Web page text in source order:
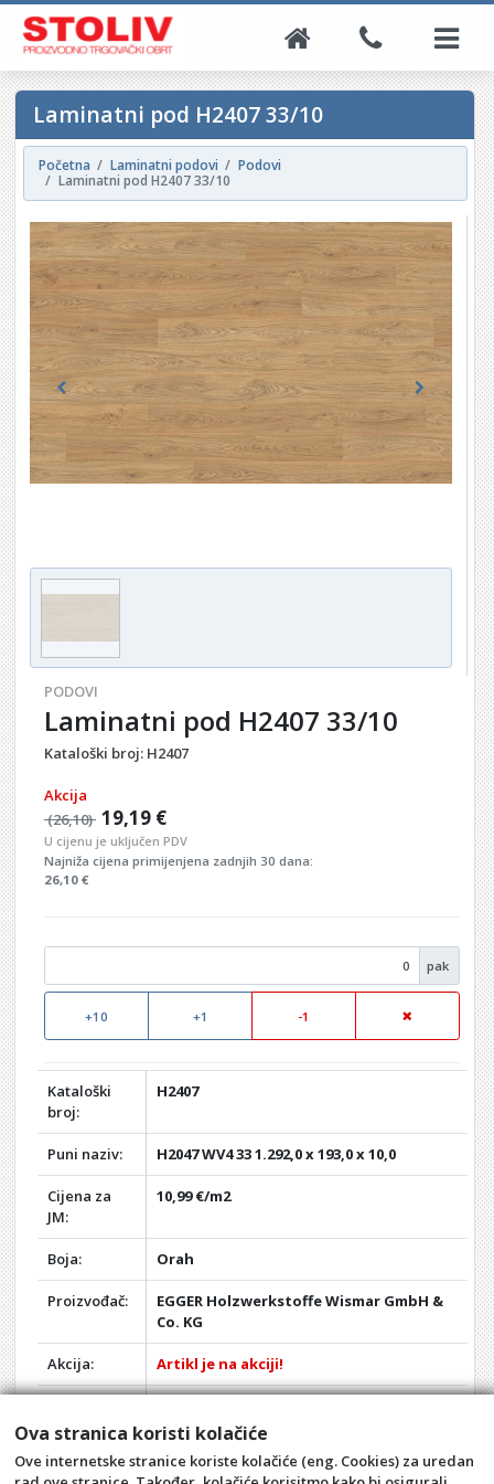
Laminatni pod H2407 33/10
Početna Laminatni podovi
Podovi
Laminatni pod H2407 33/10
Previous Next
PODOVI
Laminatni pod H2407 33/10
Kataloški broj: H2407
Akcija
(26,10) 19,19 €
U cijenu je uključen PDV
Najniža cijena primijenjena zadnjih 30 dana:
26,10 €
pak
+10 +1 -1
Kataloški
broj:
H2407
Puni naziv: H2047 WV4 33 1.292,0 x 193,0 x 10,0
Cijena za
JM:
10,99 €/m2
Boja: Orah
Proizvođač:
EGGER Holzwerkstoffe Wismar GmbH &
Co. KG
Akcija: Artikl je na akciji!
Ova stranica koristi kolačiće
Ove internetske stranice koriste kolačiće (eng. Cookies) za uredan